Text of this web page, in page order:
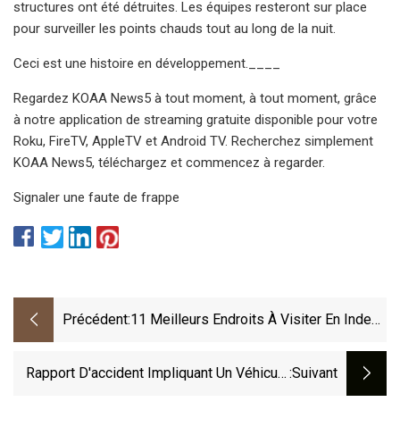
structures ont été détruites. Les équipes resteront sur place
pour surveiller les points chauds tout au long de la nuit.
Ceci est une histoire en développement.____
Regardez KOAA News5 à tout moment, à tout moment, grâce
à notre application de streaming gratuite disponible pour votre
Roku, FireTV, AppleTV et Android TV. Recherchez simplement
KOAA News5, téléchargez et commencez à regarder.
Signaler une faute de frappe
Précédent:11 Meilleurs Endroits À Visiter En Inde
Rapport D'accident Impliquant Un Véhicule :suivant